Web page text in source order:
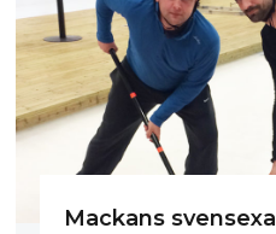
Mackans svensexa